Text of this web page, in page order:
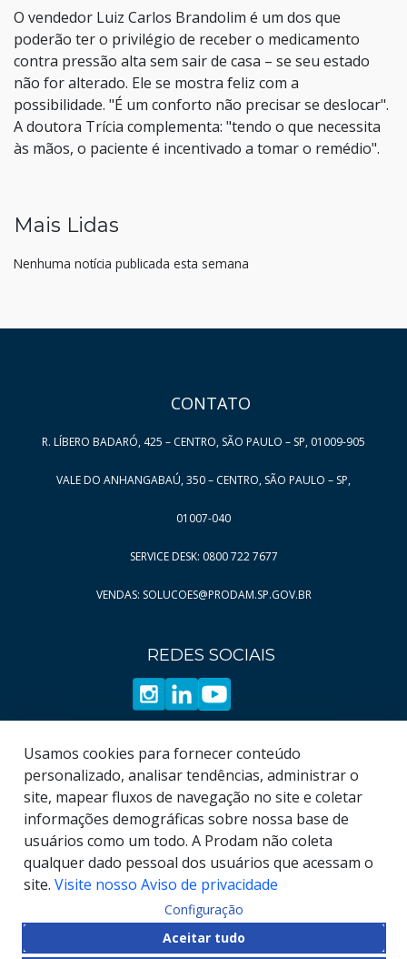
O vendedor Luiz Carlos Brandolim é um dos que
poderão ter o privilégio de receber o medicamento
contra pressão alta sem sair de casa – se seu estado
não for alterado. Ele se mostra feliz com a
possibilidade. "É um conforto não precisar se deslocar".
A doutora Trícia complementa: "tendo o que necessita
às mãos, o paciente é incentivado a tomar o remédio".
Mais Lidas
Nenhuma notícia publicada esta semana
CONTATO
R. LÍBERO BADARÓ, 425 – CENTRO, SÃO PAULO – SP, 01009-905
VALE DO ANHANGABAÚ, 350 – CENTRO, SÃO PAULO – SP,
01007-040
SERVICE DESK: 0800 722 7677
VENDAS: SOLUCOES@PRODAM.SP.GOV.BR
REDES SOCIAIS
2026, Empresa de Tecnologia da
Usamos cookies para fornecer conteúdo
personalizado, analisar tendências, administrar o
site, mapear fluxos de navegação no site e coletar
informações demográficas sobre nossa base de
usuários como um todo. A Prodam não coleta
qualquer dado pessoal dos usuários que acessam o
site. Visite nosso Aviso de privacidade
Configuração
Aceitar tudo